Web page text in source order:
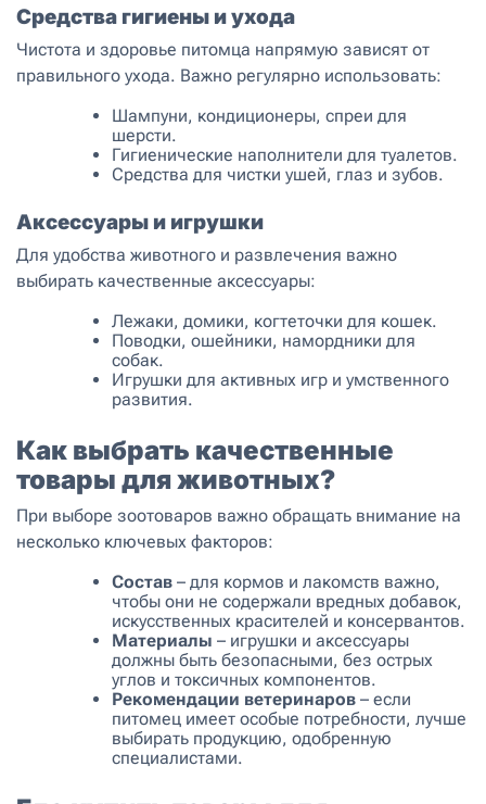
Средства гигиены и ухода
Чистота и здоровье питомца напрямую зависят от
правильного ухода. Важно регулярно использовать:
Шампуни, кондиционеры, спреи для
шерсти.
Гигиенические наполнители для туалетов.
Средства для чистки ушей, глаз и зубов.
Аксессуары и игрушки
Для удобства животного и развлечения важно
выбирать качественные аксессуары:
Лежаки, домики, когтеточки для кошек.
Поводки, ошейники, намордники для
собак.
Игрушки для активных игр и умственного
развития.
Как выбрать качественные
товары для животных?
При выборе зоотоваров важно обращать внимание на
несколько ключевых факторов:
Состав – для кормов и лакомств важно,
чтобы они не содержали вредных добавок,
искусственных красителей и консервантов.
Материалы – игрушки и аксессуары
должны быть безопасными, без острых
углов и токсичных компонентов.
Рекомендации ветеринаров – если
питомец имеет особые потребности, лучше
выбирать продукцию, одобренную
специалистами.